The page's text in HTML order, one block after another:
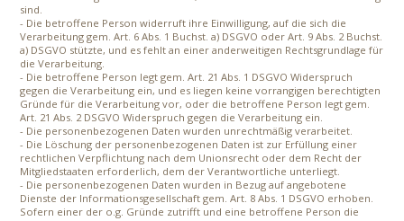
sind.
- Die betroffene Person widerruft ihre Einwilligung, auf die sich die
Verarbeitung gem. Art. 6 Abs. 1 Buchst. a) DSGVO oder Art. 9 Abs. 2 Buchst.
a) DSGVO stützte, und es fehlt an einer anderweitigen Rechtsgrundlage für
die Verarbeitung.
- Die betroffene Person legt gem. Art. 21 Abs. 1 DSGVO Widerspruch
gegen die Verarbeitung ein, und es liegen keine vorrangigen berechtigten
Gründe für die Verarbeitung vor, oder die betroffene Person legt gem.
Art. 21 Abs. 2 DSGVO Widerspruch gegen die Verarbeitung ein.
- Die personenbezogenen Daten wurden unrechtmäßig verarbeitet.
- Die Löschung der personenbezogenen Daten ist zur Erfüllung einer
rechtlichen Verpflichtung nach dem Unionsrecht oder dem Recht der
Mitgliedstaaten erforderlich, dem der Verantwortliche unterliegt.
- Die personenbezogenen Daten wurden in Bezug auf angebotene
Dienste der Informationsgesellschaft gem. Art. 8 Abs. 1 DSGVO erhoben.
Sofern einer der o.g. Gründe zutrifft und eine betroffene Person die